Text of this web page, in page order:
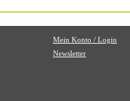
Mein Konto / Login
Newsletter